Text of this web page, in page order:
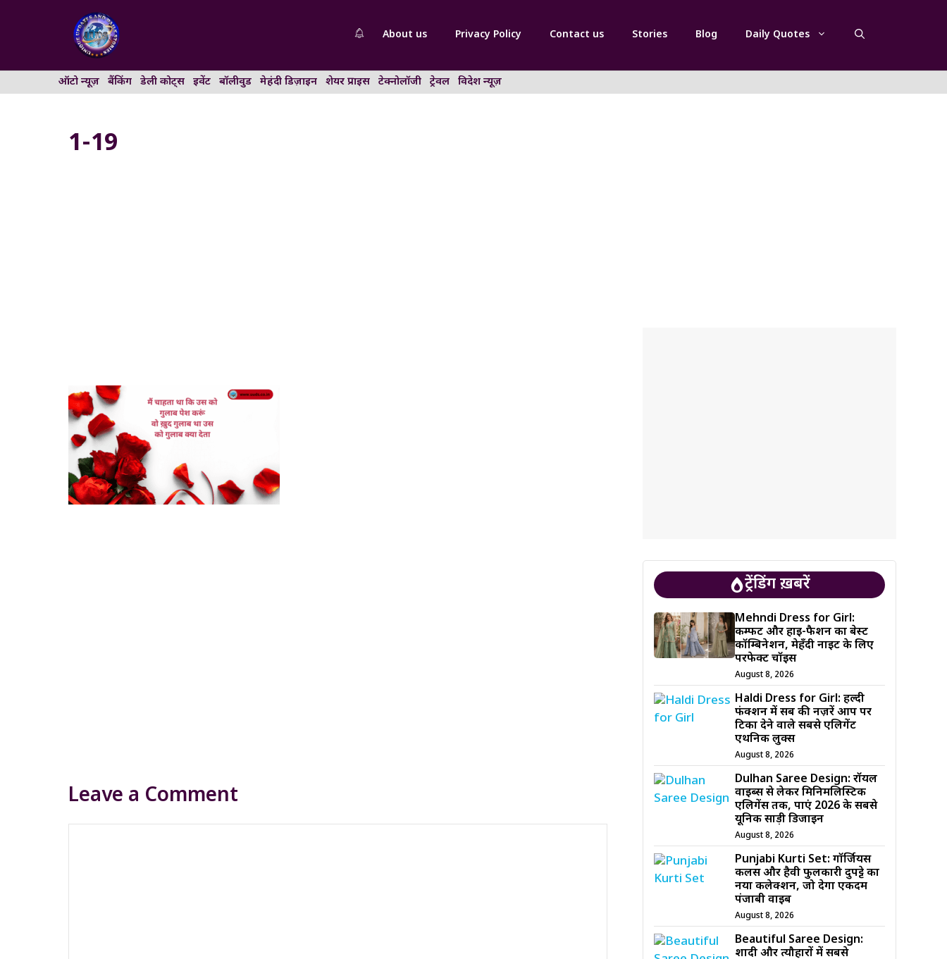
About us Privacy Policy Contact us Stories Blog Daily Quotes
ऑटो न्यूज़ बैंकिंग डेली कोट्स इवेंट बॉलीवुड मेहंदी डिज़ाइन शेयर प्राइस टेक्नोलॉजी ट्रेवल विदेश न्यूज़
1-19
Leave a Comment
ट्रेंडिंग ख़बरें
Mehndi Dress for Girl:
कम्फर्ट और हाई-फैशन का बेस्ट
कॉम्बिनेशन, मेहँदी नाइट के लिए
परफेक्ट चॉइस
August 8, 2026
Haldi Dress for Girl: हल्दी
फंक्शन में सब की नज़रें आप पर
टिका देने वाले सबसे एलिगेंट
एथनिक लुक्स
August 8, 2026
Dulhan Saree Design: रॉयल
वाइब्स से लेकर मिनिमलिस्टिक
एलिगेंस तक, पाएं 2026 के सबसे
यूनिक साड़ी डिजाईन
August 8, 2026
Punjabi Kurti Set: गॉर्जियस
कलर्स और हैवी फुलकारी दुपट्टे का
नया कलेक्शन, जो देगा एकदम
पंजाबी वाइब
August 8, 2026
Beautiful Saree Design:
शादी और त्यौहारों में सबसे